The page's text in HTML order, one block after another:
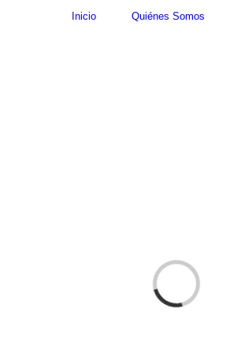
Inicio Quiénes Somos
Cargando...